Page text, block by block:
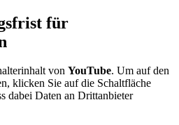
für
von YouTube. Um auf den
klicken Sie auf die Schaltfläche
dabei Daten an Drittanbieter